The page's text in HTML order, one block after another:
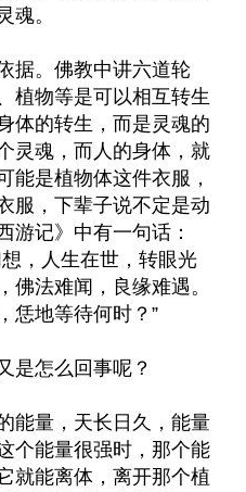
魂。
据。佛教中讲六道轮
植物等是可以相互转生
体的转生，而是灵魂的
灵魂，而人的身体，就
能是植物体这件衣服，
服，下辈子说不定是动
游记》中有一句话：
，人生在世，转眼光
佛法难闻，良缘难遇。
恁地等待何时？”
是怎么回事呢？
能量，天长日久，能量
个能量很强时，那个能
就能离体，离开那个植